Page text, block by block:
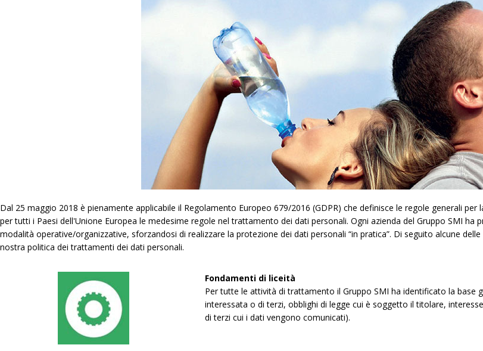
Dal 25 maggio 2018 è pienamente applicabile il Regolamento Europeo 679/2016 (GDPR) che definisce le regole generali
per tutti i Paesi dell'Unione Europea le medesime regole nel trattamento dei dati personali. Ogni azienda del Gruppo SMI
modalità operative/organizzative, sforzandosi di realizzare la protezione dei dati personali “in pratica”. Di seguito alcune
nostra politica dei trattamenti dei dati personali.
Fondamenti di liceità
Per tutte le attività di trattamento il Gruppo SMI ha identificato la base
interessata o di terzi, obblighi di legge cui è soggetto il titolare,
di terzi cui i dati vengono comunicati).